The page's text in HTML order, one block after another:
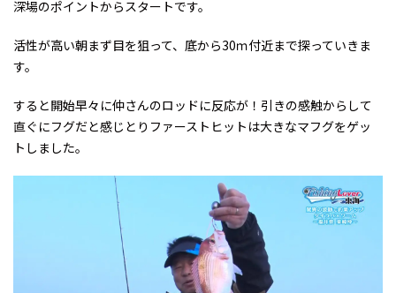
深場のポイントからスタートです。
活性が高い朝まず目を狙って、底から30ｍ付近まで探っていきま
す。
すると開始早々に仲さんのロッドに反応が！引きの感触からして
直ぐにフグだと感じとりファーストヒットは大きなマフグをゲッ
トしました。